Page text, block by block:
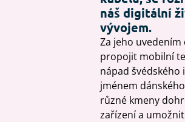
náš digitální
vývojem.
Za jeho
propojit mobilní
nápad švédského
jménem
různé kmeny
zařízení a